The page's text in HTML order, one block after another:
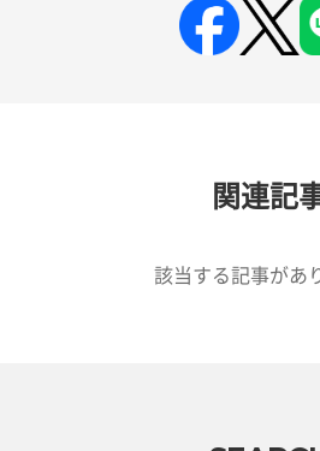
関連記
該当する記事があ